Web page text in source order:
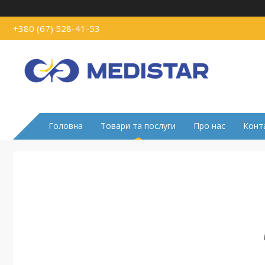
+380 (67) 528-41-53
Головна Товари та послуги Про нас